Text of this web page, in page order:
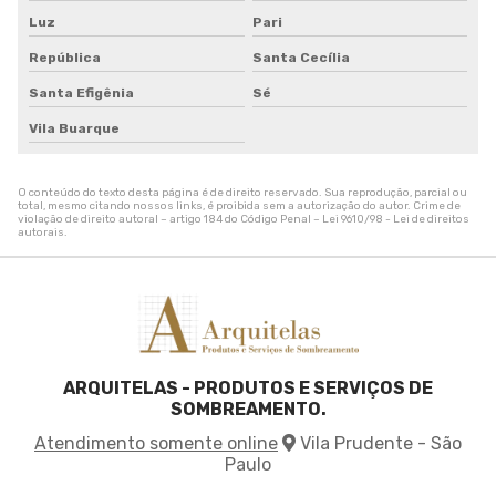
Tela de sombreamento impermeável
Tela de sombreamento onde comprar
Tela de sombreamento para alface
Tela de sombreamento para estufa
Tela de sombreamento para orquidario
Tela de sombreamento para quadra de tenis
Tela de sombreamento sob medida
Tela de sombreamento solar
Tela de sombreamento toldo
Tela de sombreamento verde
Tela de sombrite 50
Tela de sombrite verde
Tela para agricultura
Tela para cobrir plantas
Tela para sombreamento agricola
Luz Pari
República Santa Cecília
Santa Efigênia Sé
Vila Buarque
O conteúdo do texto desta página é de direito reservado. Sua reprodução, parcial ou
total, mesmo citando nossos links, é proibida sem a autorização do autor. Crime de
violação de direito autoral – artigo 184 do Código Penal – Lei 9610/98 - Lei de direitos
autorais.
ARQUITELAS - PRODUTOS E SERVIÇOS DE
SOMBREAMENTO.
Atendimento somente online
Vila Prudente - São
Paulo